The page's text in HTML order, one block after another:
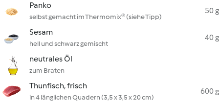
Panko
selbst gemacht im Thermomix® (siehe Tipp)
50 g
Sesam
hell und schwarz gemischt
40 g
neutrales Öl
zum Braten
Thunfisch, frisch
in 4 länglichen Quadern (3,5 x 3,5 x 20 cm)
600 g